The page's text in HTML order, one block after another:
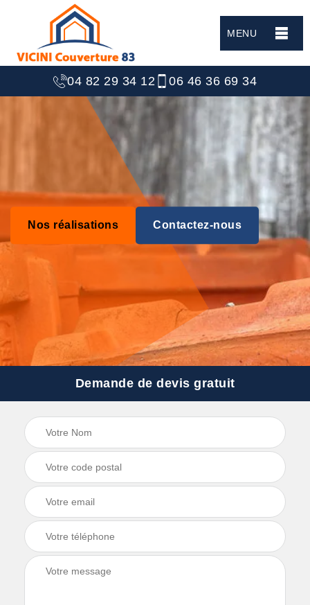
MENU
04 82 29 34 12 06 46 36 69 34
Nos réalisations Contactez-nous
Demande de devis gratuit